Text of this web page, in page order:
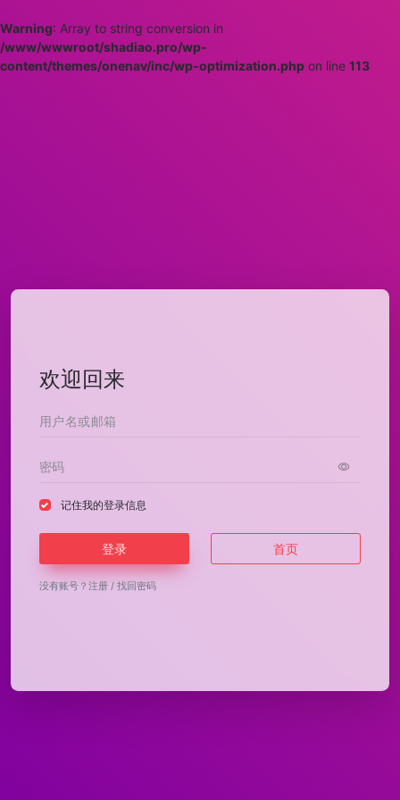
Warning: Array to string conversion in
/www/wwwroot/shadiao.pro/wp-
content/themes/onenav/inc/wp-optimization.php on line 113
欢迎回来
记住我的登录信息
登录 首页
没有账号？ 注册 / 找回密码